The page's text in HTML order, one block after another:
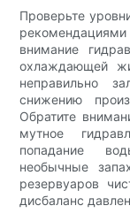
Проверьте
внимание
охлаждающей
неправильно
снижению
Обратите
мутное
попадание
необычные
резервуаров
дисбаланс